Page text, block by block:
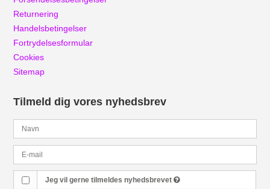
Returnering
Handelsbetingelser
Fortrydelsesformular
Cookies
Sitemap
Tilmeld dig vores nyhedsbrev
Jeg vil gerne tilmeldes nyhedsbrevet